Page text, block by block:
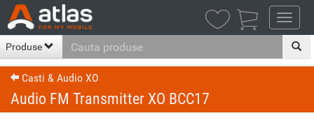
Produse
Casti & Audio XO
Audio FM Transmitter XO BCC17